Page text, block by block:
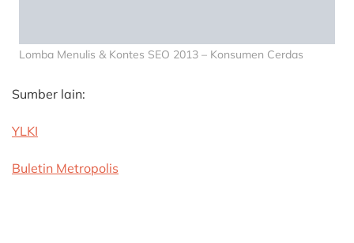
Lomba Menulis & Kontes SEO 2013 – Konsumen Cerdas
Sumber lain:
YLKI
Buletin Metropolis